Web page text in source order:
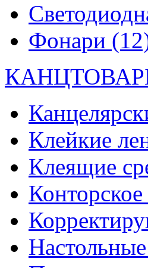
Фонари
Клейкие
Клеящие